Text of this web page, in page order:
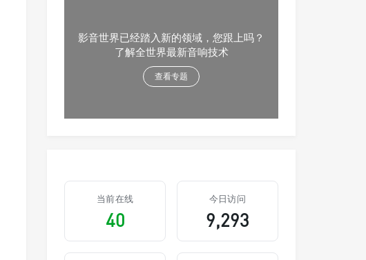
影音世界已经踏入新的领域，您跟上吗？
了解全世界最新音响技术
查看专题
当前在线
40
今日访问
9,293